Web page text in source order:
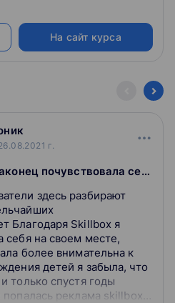
На сайт курса
г.
Благодаря Skillbox я наконец почувствовала себя на своем месте!
себя на своем месте,
более внимательна к
детей я забыла, что
только спустя годы
реклама skillbox,